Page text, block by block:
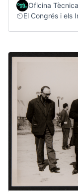
Oficina
El Congrés i els